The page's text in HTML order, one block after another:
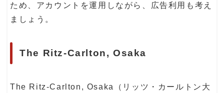
ため、アカウントを運用しながら、広告利用も考え
ましょう。
The Ritz-Carlton, Osaka
The Ritz-Carlton, Osaka（リッツ・カールトン大